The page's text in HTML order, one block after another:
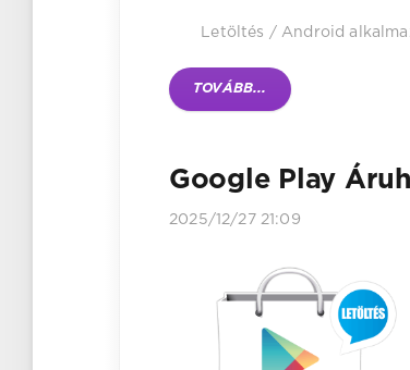
Letöltés / Android
TOVÁBB...
Google Play
2025/12/27 21:09